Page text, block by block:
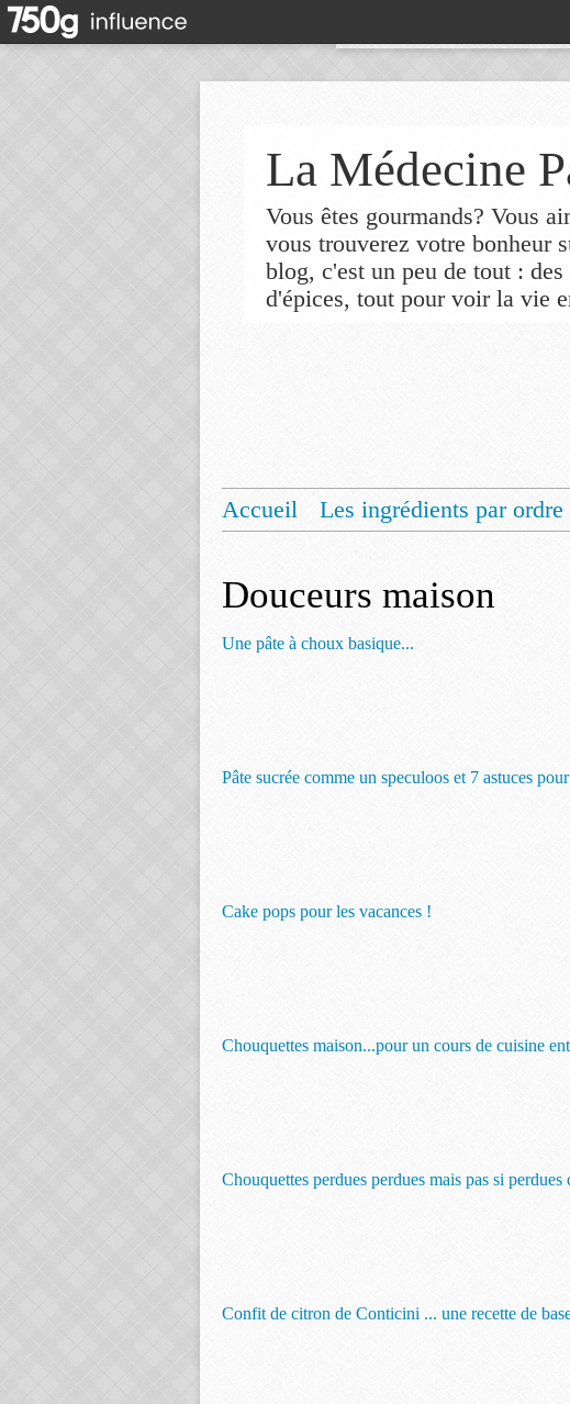
La Médecine
Vous êtes gourmands? Vous
vous trouverez votre bonheur
blog, c'est un peu de tout :
d'épices, tout pour voir la vie
Accueil Les ingrédients par ordre
Douceurs maison
Une pâte à choux basique...
Pâte sucrée comme un speculoos et 7 astuces
Cake pops pour les vacances !
Chouquettes maison...pour un cours de cuisine
Chouquettes perdues perdues mais pas si
Confit de citron de Conticini ... une recette de